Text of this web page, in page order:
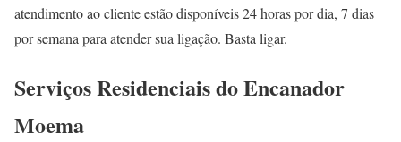
atendimento ao cliente estão disponíveis 24 horas por dia, 7 dias
por semana para atender sua ligação. Basta ligar.
Serviços Residenciais do Encanador
Moema